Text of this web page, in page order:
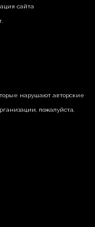
сайта
нарушают авторские
пожалуйста,